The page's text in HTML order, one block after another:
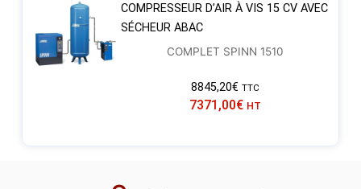
COMPRESSEUR D’AIR À VIS 15 CV AVEC
SÉCHEUR ABAC
COMPLET SPINN 1510
8845,20€ TTC
7371,00€ HT